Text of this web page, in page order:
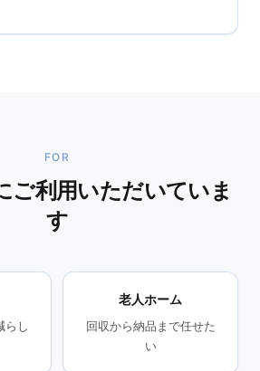
FOR
ご利用いただいていま
す
らし
老人ホーム
回収から納品まで任せた
い